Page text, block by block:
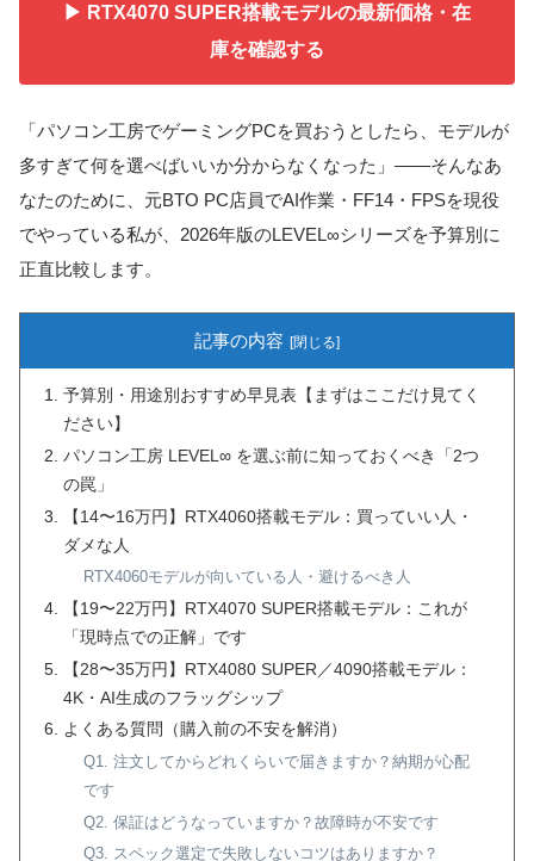
▶ RTX4070 SUPER搭載モデルの最新価格・在
庫を確認する
「パソコン工房でゲーミングPCを買おうとしたら、モデルが
多すぎて何を選べばいいか分からなくなった」——そんなあ
なたのために、元BTO PC店員でAI作業・FF14・FPSを現役
でやっている私が、2026年版のLEVEL∞シリーズを予算別に
正直比較します。
記事の内容
予算別・用途別おすすめ早見表【まずはここだけ見てく
ださい】
パソコン工房 LEVEL∞ を選ぶ前に知っておくべき「2つ
の罠」
【14〜16万円】RTX4060搭載モデル：買っていい人・
ダメな人
RTX4060モデルが向いている人・避けるべき人
【19〜22万円】RTX4070 SUPER搭載モデル：これが
「現時点での正解」です
【28〜35万円】RTX4080 SUPER／4090搭載モデル：
4K・AI生成のフラッグシップ
よくある質問（購入前の不安を解消）
Q1. 注文してからどれくらいで届きますか？納期が心配
です
Q2. 保証はどうなっていますか？故障時が不安です
Q3. スペック選定で失敗しないコツはありますか？